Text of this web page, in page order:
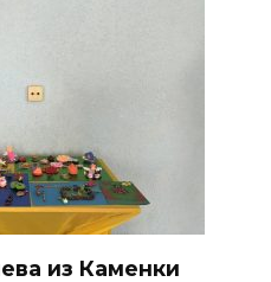
из Каменки